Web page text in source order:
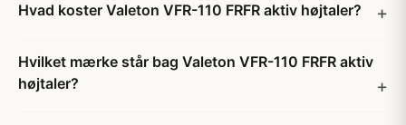
Hvad koster Valeton VFR-110 FRFR aktiv højtaler?
Hvilket mærke står bag Valeton VFR-110 FRFR aktiv
højtaler?